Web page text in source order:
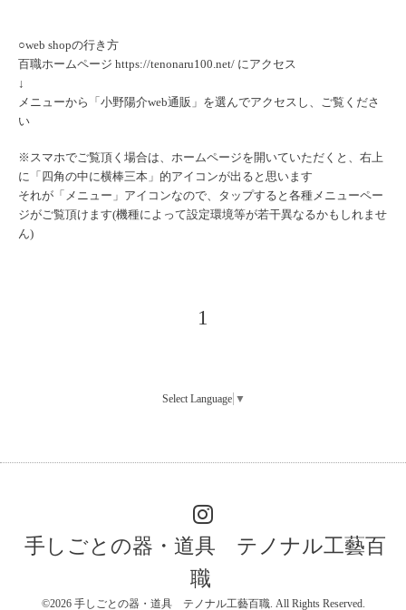
○web shopの行き方
百職ホームページ https://tenonaru100.net/ にアクセス
↓
メニューから「小野陽介web通販」を選んでアクセスし、 ご覧くださ
い
※スマホでご覧頂く場合は、ホームページを開いていただくと、 右上
に「四角の中に横棒三本」的アイコンが出ると思います
それが「メニュー」アイコンなので、 タップすると各種メニューペー
ジがご覧頂けます(機種によって設定環境等が若干異なるかもしれませ
ん)
1
Select Language ▼
手しごとの器・道具 テノナル工藝百
職
©2026 手しごとの器・道具 テノナル工藝百職. All Rights Reserved.